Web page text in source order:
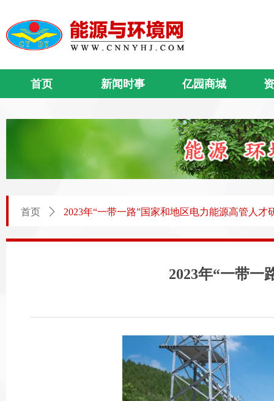
首页 新闻时事 亿园商城
首页 ꄲ 2023年“一带一路”国家和地区电力能源高管人才
2023年“一带一